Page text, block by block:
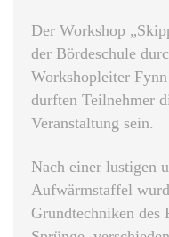
Der Workshop
der Bördeschule
Workshopleiter
durften Teilnehmer
Veranstaltung sein.
Nach einer lustigen
Aufwärmstaffel
Grundtechniken des